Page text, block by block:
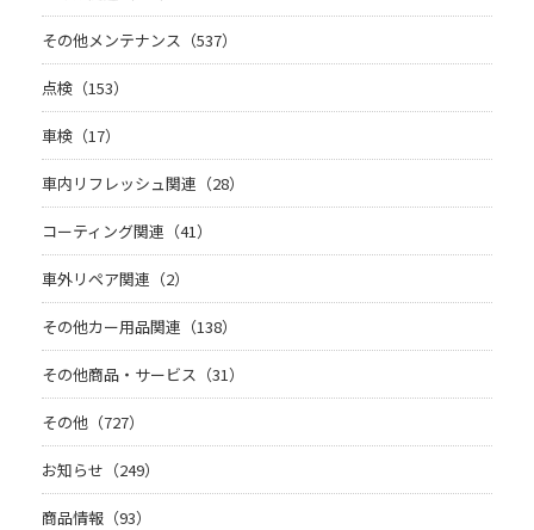
その他メンテナンス（537）
点検（153）
車検（17）
車内リフレッシュ関連（28）
コーティング関連（41）
車外リペア関連（2）
その他カー用品関連（138）
その他商品・サービス（31）
その他（727）
お知らせ（249）
商品情報（93）